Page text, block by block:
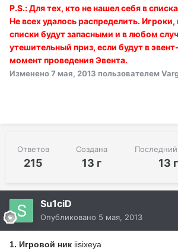
P.S.:Для тех, кто не нашел себя в
Не всех удалось распределить.
списки будут запасными и в любом
утешительный приз, если будут в
момент проведения Эвента.
Изменено7 мая, 2013 пользователем
Ответов
215
Создана
13 г 13 г
Su1ciD
Опубликовано 5 мая, 2013
1. Игровой ник iisixeya